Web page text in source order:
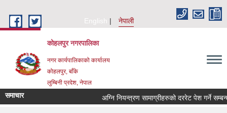
English
नेपाली
कोहलपुर नगरपालिका
नगर कार्यपालिकाको कार्यालय
कोहलपुर, बाँके
लुम्बिनी प्रदेश, नेपाल
समाचार